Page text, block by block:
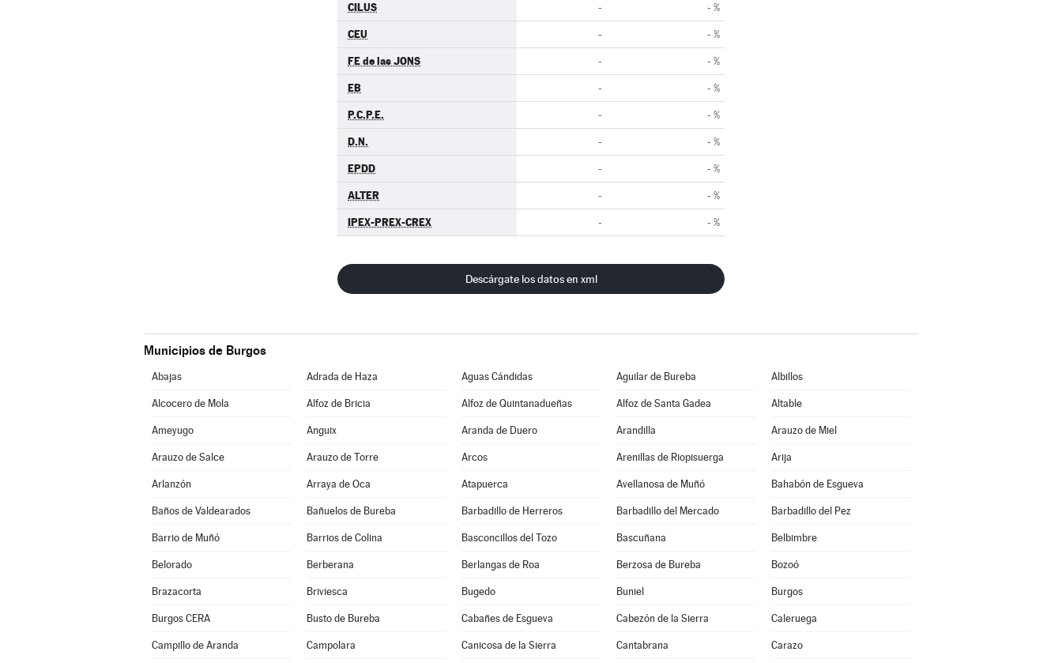
CILUS - - %
CEU - - %
FE de las JONS - - %
EB - - %
P.C.P.E. - - %
D.N. - - %
EPDD - - %
ALTER - - %
IPEX-PREX-CREX - - %
Descárgate los datos en xml
Municipios de Burgos
Abajas Adrada de Haza Aguas Cándidas Aguilar de Bureba Albillos
Alcocero de Mola Alfoz de Bricia Alfoz de Quintanadueñas Alfoz de Santa Gadea Altable
Ameyugo Anguix Aranda de Duero Arandilla Arauzo de Miel
Arauzo de Salce Arauzo de Torre Arcos Arenillas de Riopisuerga Arija
Arlanzón Arraya de Oca Atapuerca Avellanosa de Muñó Bahabón de Esgueva
Baños de Valdearados Bañuelos de Bureba Barbadillo de Herreros Barbadillo del Mercado Barbadillo del Pez
Barrio de Muñó Barrios de Colina Basconcillos del Tozo Bascuñana Belbimbre
Belorado Berberana Berlangas de Roa Berzosa de Bureba Bozoó
Brazacorta Briviesca Bugedo Buniel Burgos
Burgos CERA Busto de Bureba Cabañes de Esgueva Cabezón de la Sierra Caleruega
Campillo de Aranda Campolara Canicosa de la Sierra Cantabrana Carazo